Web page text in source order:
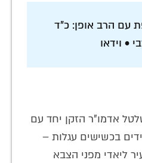
עם הרב אופן: כ"ד
• וידאו
אדמו"ר הזקן יחד עם
בכשישים עגלות –
ליאדי מפני הצבא